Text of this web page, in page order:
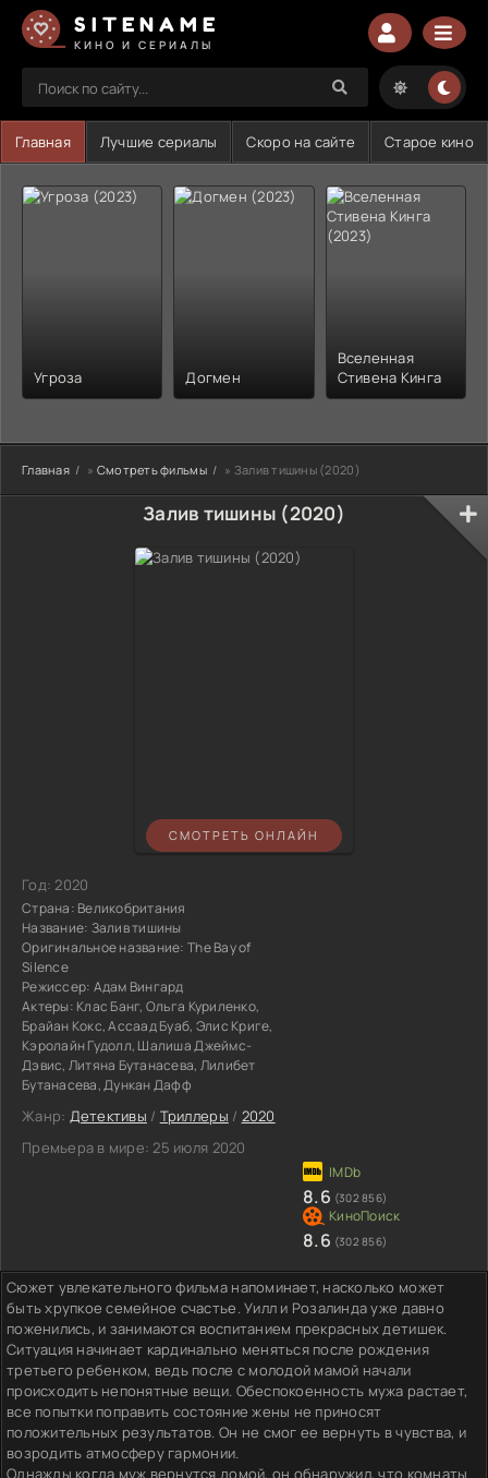
SITENAME
КИНО И СЕРИАЛЫ
Главная Лучшие сериалы Скоро на сайте Старое кино
Угроза Догмен
Вселенная
Стивена Кинга
Главная » Смотреть фильмы » Залив тишины (2020)
Залив тишины (2020)
СМОТРЕТЬ ОНЛАЙН
Год:2020
Страна: Великобритания
Название: Залив тишины
Оригинальное название: The Bay of
Silence
Режиссер: Адам Вингард
Актеры: Клас Банг, Ольга Куриленко,
Брайан Кокс, Ассаад Буаб, Элис Криге,
Кэролайн Гудолл, Шалиша Джеймс-
Дэвис, Литяна Бутанасева, Лилибет
Бутанасева, Дункан Дафф
Жанр: Детективы / Триллеры / 2020
Премьера в мире: 25 июля 2020
8.6 (302 856)
8.6 (302 856)
Сюжет увлекательного фильма напоминает, насколько может
быть хрупкое семейное счастье. Уилл и Розалинда уже давно
поженились, и занимаются воспитанием прекрасных детишек.
Ситуация начинает кардинально меняться после рождения
третьего ребенком, ведь после с молодой мамой начали
происходить непонятные вещи. Обеспокоенность мужа растает,
все попытки поправить состояние жены не приносят
положительных результатов. Он не смог ее вернуть в чувства, и
возродить атмосферу гармонии.
Однажды когда муж вернутся домой, он обнаружил, что комнаты